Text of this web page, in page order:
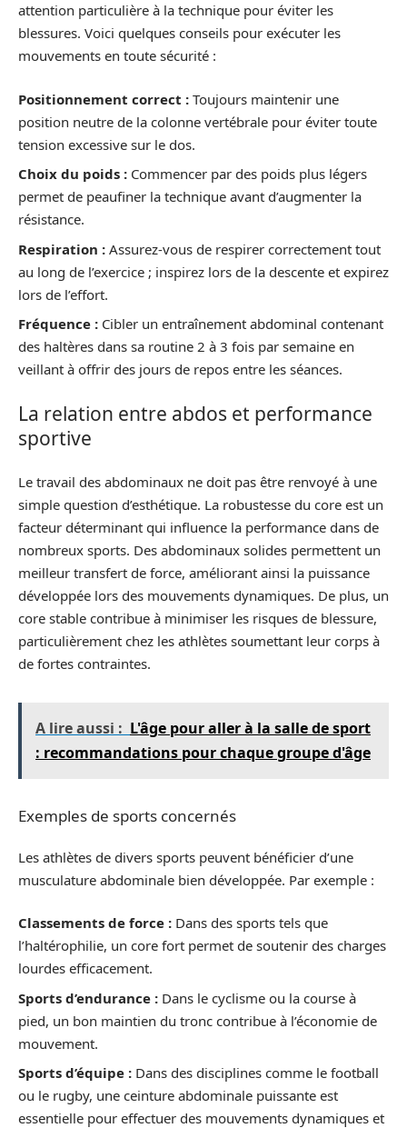
attention particulière à la technique pour éviter les
blessures. Voici quelques conseils pour exécuter les
mouvements en toute sécurité :
Positionnement correct : Toujours maintenir une
position neutre de la colonne vertébrale pour éviter toute
tension excessive sur le dos.
Choix du poids : Commencer par des poids plus légers
permet de peaufiner la technique avant d’augmenter la
résistance.
Respiration : Assurez-vous de respirer correctement tout
au long de l’exercice ; inspirez lors de la descente et expirez
lors de l’effort.
Fréquence : Cibler un entraînement abdominal contenant
des haltères dans sa routine 2 à 3 fois par semaine en
veillant à offrir des jours de repos entre les séances.
La relation entre abdos et performance
sportive
Le travail des abdominaux ne doit pas être renvoyé à une
simple question d’esthétique. La robustesse du core est un
facteur déterminant qui influence la performance dans de
nombreux sports. Des abdominaux solides permettent un
meilleur transfert de force, améliorant ainsi la puissance
développée lors des mouvements dynamiques. De plus, un
core stable contribue à minimiser les risques de blessure,
particulièrement chez les athlètes soumettant leur corps à
de fortes contraintes.
A lire aussi : L'âge pour aller à la salle de sport
: recommandations pour chaque groupe d'âge
Exemples de sports concernés
Les athlètes de divers sports peuvent bénéficier d’une
musculature abdominale bien développée. Par exemple :
Classements de force : Dans des sports tels que
l’haltérophilie, un core fort permet de soutenir des charges
lourdes efficacement.
Sports d’endurance : Dans le cyclisme ou la course à
pied, un bon maintien du tronc contribue à l’économie de
mouvement.
Sports d’équipe : Dans des disciplines comme le football
ou le rugby, une ceinture abdominale puissante est
essentielle pour effectuer des mouvements dynamiques et